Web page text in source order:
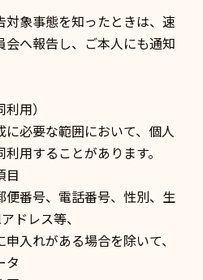
象事態を知ったときは、速
へ報告し、ご本人にも通知
用）
必要な範囲において、個人
用することがあります。
目
号、電話番号、性別、生
ドレス等、
がある場合を除いて、
タ